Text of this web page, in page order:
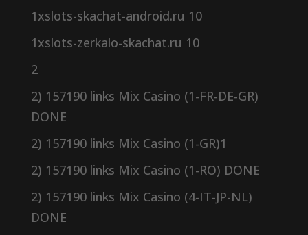
1xslots-skachat-android.ru 10
1xslots-zerkalo-skachat.ru 10
2
2) 157190 links Mix Casino (1-FR-DE-GR)
DONE
2) 157190 links Mix Casino (1-GR)1
2) 157190 links Mix Casino (1-RO) DONE
2) 157190 links Mix Casino (4-IT-JP-NL)
DONE